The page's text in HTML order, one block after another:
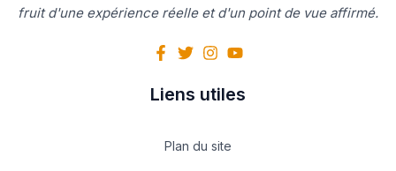
fruit d'une expérience réelle et d'un point de vue affirmé.
Liens utiles
Plan du site